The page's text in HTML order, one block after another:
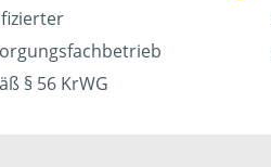
§ 56 KrWG